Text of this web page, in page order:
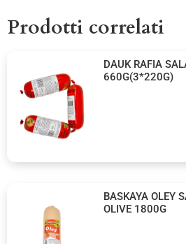
Prodotti correlati
DAUK RAFIA
660G(3*220G)
BASKAYA OLEY
OLIVE 1800G